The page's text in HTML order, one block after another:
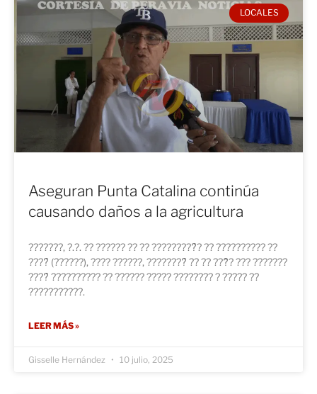
LOCALES
Aseguran Punta Catalina continúa
causando daños a la agricultura
???????, ?.?. ?? ?????? ?? ?? ?????????́? ?? ?????????? ??
????́ (??????), ???? ??????, ????????́ ?? ?? ???̃? ??? ???????
????́ ?????????? ?? ?????? ????? ???????? ? ????? ??
???????????.
LEER MÁS »
Gisselle Hernández 10 julio, 2025